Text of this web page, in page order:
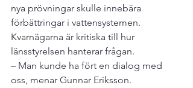
nya prövningar skulle innebära
förbättringar i vattensystemen.
Kvarnägarna är kritiska till hur
länsstyrelsen hanterar frågan.
– Man kunde ha fört en dialog med
oss, menar Gunnar Eriksson.